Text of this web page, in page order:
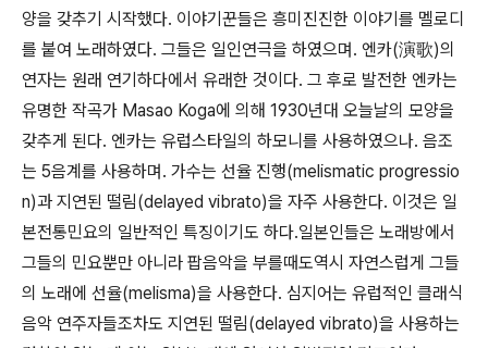
양을 갖추기 시작했다. 이야기꾼들은 흥미진진한 이야기를 멜로디
를 붙여 노래하였다. 그들은 일인연극을 하였으며. 엔카(演歌)의
연자는 원래 연기하다에서 유래한 것이다. 그 후로 발전한 엔카는
유명한 작곡가 Masao Koga에 의해 1930년대 오늘날의 모양을
갖추게 된다. 엔카는 유럽스타일의 하모니를 사용하였으나. 음조
는 5음계를 사용하며. 가수는 선율 진행(melismatic progressio
n)과 지연된 떨림(delayed vibrato)을 자주 사용한다. 이것은 일
본전통민요의 일반적인 특징이기도 하다.일본인들은 노래방에서
그들의 민요뿐만 아니라 팝음악을 부를때도역시 자연스럽게 그들
의 노래에 선율(melisma)을 사용한다. 심지어는 유럽적인 클래식
음악 연주자들조차도 지연된 떨림(delayed vibrato)을 사용하는